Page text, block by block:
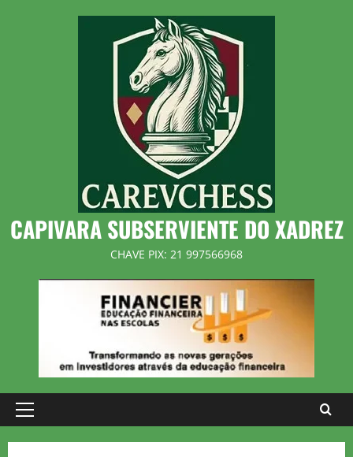
CAPIVARA SUBSERVIENTE DO XADREZ
CHAVE PIX: 21 997566968
Primary